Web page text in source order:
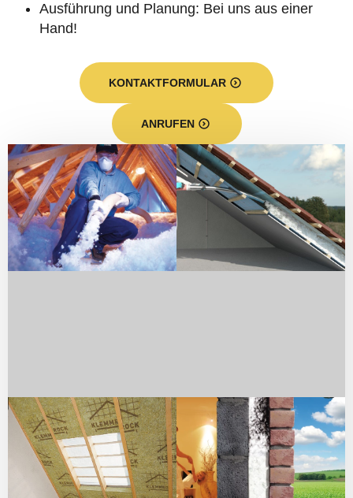
Ausführung und Planung: Bei uns aus einer
Hand!
KONTAKTFORMULAR
ANRUFEN